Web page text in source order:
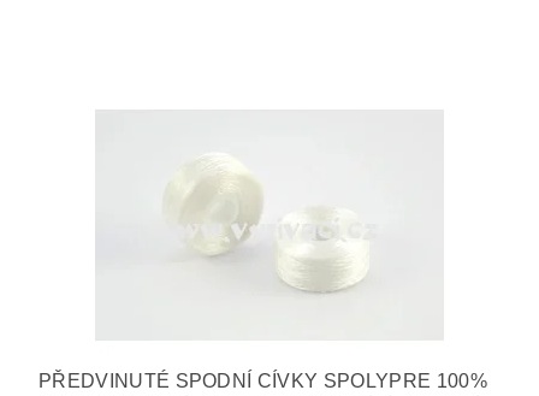
PŘEDVINUTÉ SPODNÍ CÍVKY SPOLYPRE 100%